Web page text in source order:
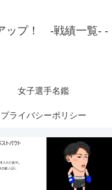
ップ！ -戦績一覧- -
女子選手名鑑
プライバシーポリシー